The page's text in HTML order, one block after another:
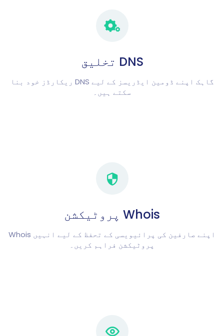
DNS تخلیق
گاہک اپنے ڈومین ایڈریسز کے لیے DNS ریکارڈز خود بنا
سکتے ہیں۔
Whois پروٹیکشن
اپنے صارفین کی پرائیویسی کے تحفظ کے لیے انہیں Whois
پروٹیکشن فراہم کریں۔